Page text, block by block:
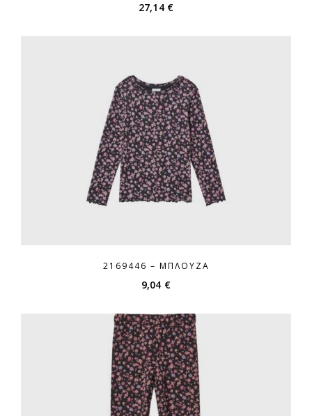
27,14 €
2169446 – ΜΠΛΟΎΖΑ
9,04 €